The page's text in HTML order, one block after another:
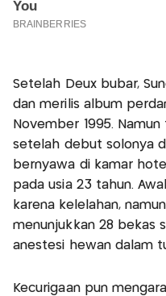
Setelah Deux bubar,
dan merilis album
November 1995.
setelah debut solonya
bernyawa di kamar
pada usia 23 tahun.
karena kelelahan,
menunjukkan 28 bekas
anestesi hewan dalam
Kecurigaan pun